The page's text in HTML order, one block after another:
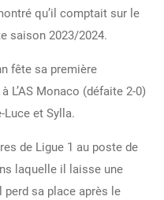
qu’il comptait sur le
saison 2023/2024.
fête sa première
L’AS Monaco (défaite 2-0)
Luce et Sylla.
de Ligue 1 au poste de
laquelle il laisse une
sa place après le